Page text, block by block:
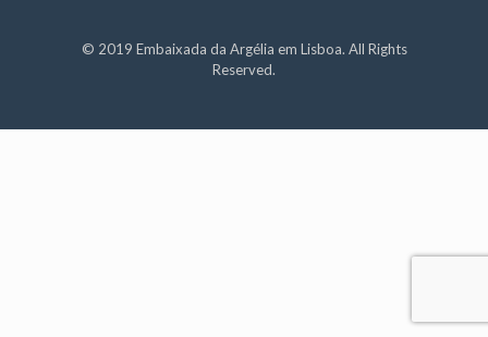
© 2019 Embaixada da Argélia em Lisboa. All Rights
Reserved.